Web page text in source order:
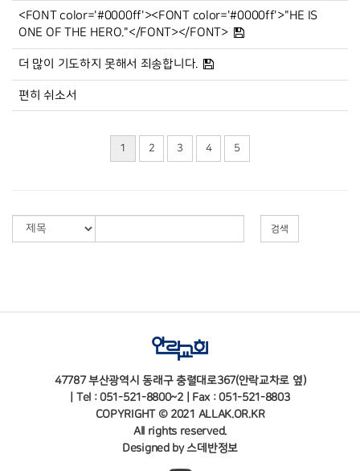
<FONT color='#0000ff'><FONT color='#0000ff'>"HE IS
ONE OF THE HERO."</FONT></FONT>
더 많이 기도하지 못해서 죄송합니다.
편히 쉬소서
1 2 3 4 5
검색
47787 부산광역시 동래구 충렬대로367(안락교차로 옆)
| Tel : 051-521-8800~2 | Fax : 051-521-8803
COPYRIGHT © 2021 ALLAK.OR.KR
All rights reserved.
Designed by스데반정보